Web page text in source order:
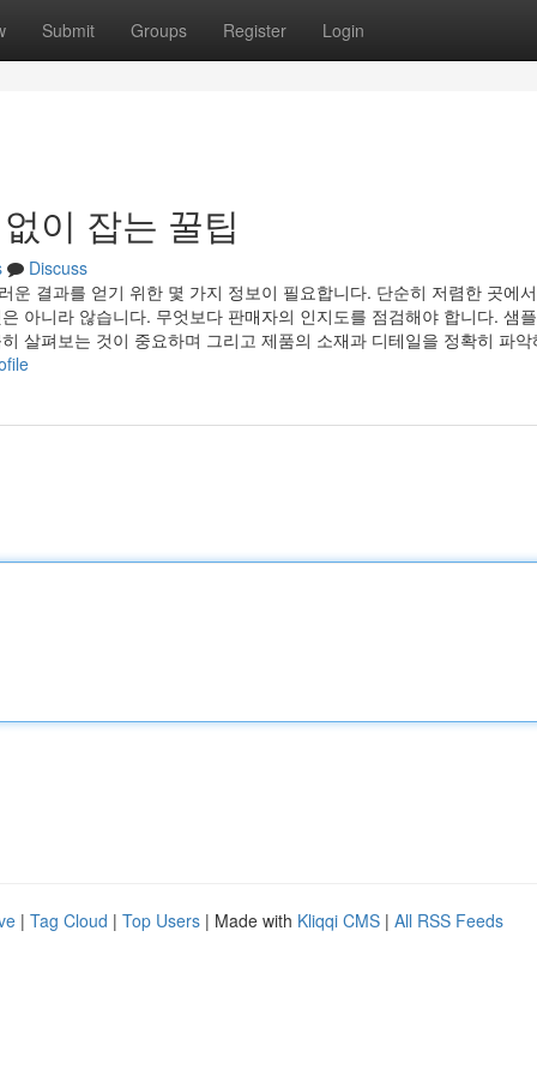
Submit Groups Register Login
이 잡는 꿀팁
Discuss
운 결과를 얻기 위한 몇 가지 정보이 필요합니다. 단순히 저렴한 곳에
아니라 않습니다. 무엇보다 판매자의 인지도를 점검해야 합니다. 샘
살펴보는 것이 중요하며 그리고 제품의 소재과 디테일을 정확히 파
| Tag Cloud | Top Users | Made with Kliqqi CMS | All RSS Feeds